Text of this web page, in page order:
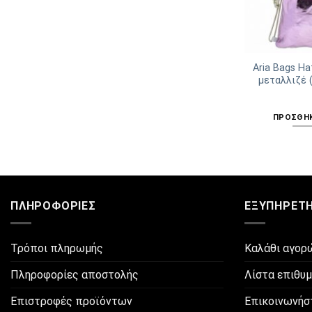
Aria Bags
μεταλλιζέ
ΠΛΗΡΟΦΟΡΊΕΣ
Τρόποι πληρωμής
Πληροφορίες αποστολής
Επιστροφές προϊόντων
Καλάθι
Λίστα